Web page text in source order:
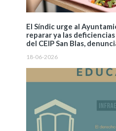
El Síndic urge al
reparar ya las
del CEIP San Blas,
18-06-2026